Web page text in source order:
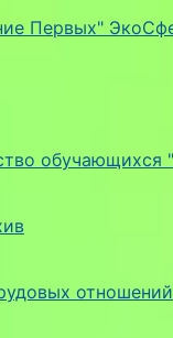
Первых"
отношений